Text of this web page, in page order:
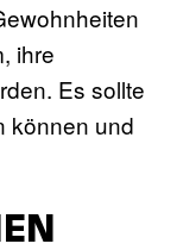
ihre
Es sollte
können und